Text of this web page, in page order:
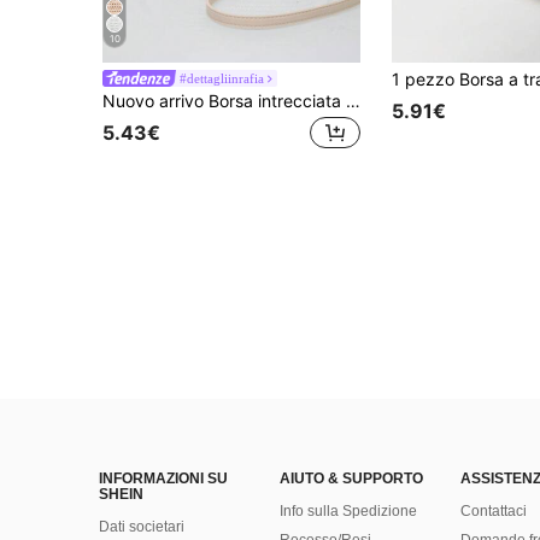
10
#dettagliinrafia
Nuovo arrivo Borsa intrecciata per donne, Borsa a spalla/tracolla quadrata piccola versatile, Borsa di paglia
5.43€
5.91€
INFORMAZIONI SU
SHEIN
Dati societari
AIUTO & SUPPORTO
Info sulla Spedizione
Contattaci